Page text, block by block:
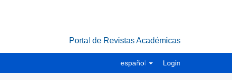
Portal de Revistas Académicas
español Login